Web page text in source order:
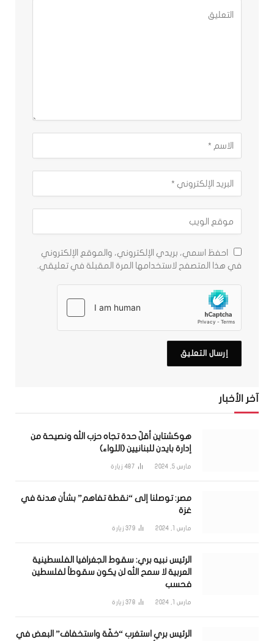
احفظ اسمي، بريدي الإلكتروني، والموقع الإلكتروني
في هذا المتصفح لاستخدامها المرة المقبلة في تعليقي.
آخر الأخبار
هوكشتاين أقلّ حدة تجاه حزب الله ونصيحة من
إدارة بايدن للبنانيين (اللواء)
مارس 5, 2024 487 زيارة
مصر: توصلنا إلى “نقطة تفاهم” بشأن هدنة في
غزة
مارس 1, 2024 379 زيارة
الرئيس نبيه بري: سقوط الجغرافيا الفلسطينية
العربية لا سمح الله لن يكون سقوطاً لفلسطين
فحسب
مارس 1, 2024 378 زيارة
الرئيس بري استغرب “خفّة واستخفاف” البعض في